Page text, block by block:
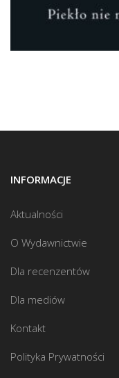
INFORMACJE
Aktualności
O Wydawnictwie
Dla recenzentów
Dla mediów
Kontakt
Polityka Prywatności